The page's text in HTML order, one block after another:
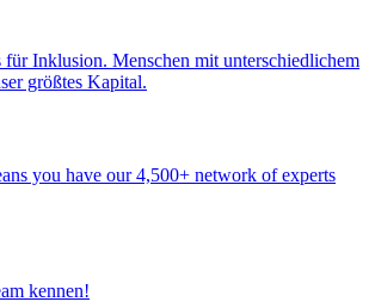
für Inklusion. Menschen mit unterschiedlichem
größtes Kapital.
you have our 4,500+ network of experts
kennen!